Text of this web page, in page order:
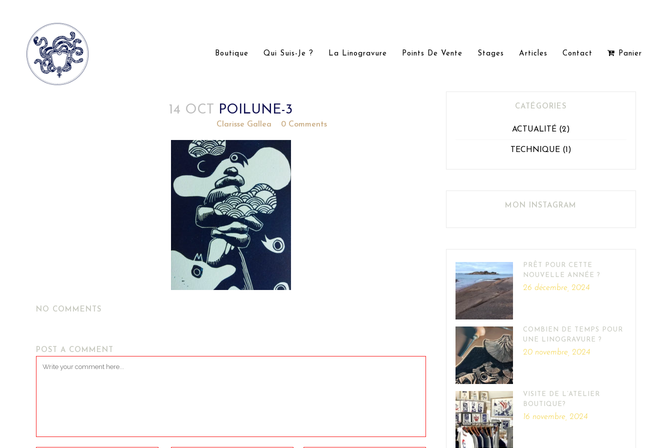
Boutique Qui Suis-Je ? La Linogravure Points De Vente Stages Articles Contact Panier
14 OCT POILUNE-3
Clarisse Gallea 0 Comments
NO COMMENTS
POST A COMMENT
CATÉGORIES
ACTUALITÉ(2)
TECHNIQUE(1)
MON INSTAGRAM
PRÊT POUR CETTE
NOUVELLE ANNÉE ?
26 décembre, 2024
COMBIEN DE TEMPS POUR
UNE LINOGRAVURE ?
20 novembre, 2024
VISITE DE L’ATELIER
BOUTIQUE?
16 novembre, 2024